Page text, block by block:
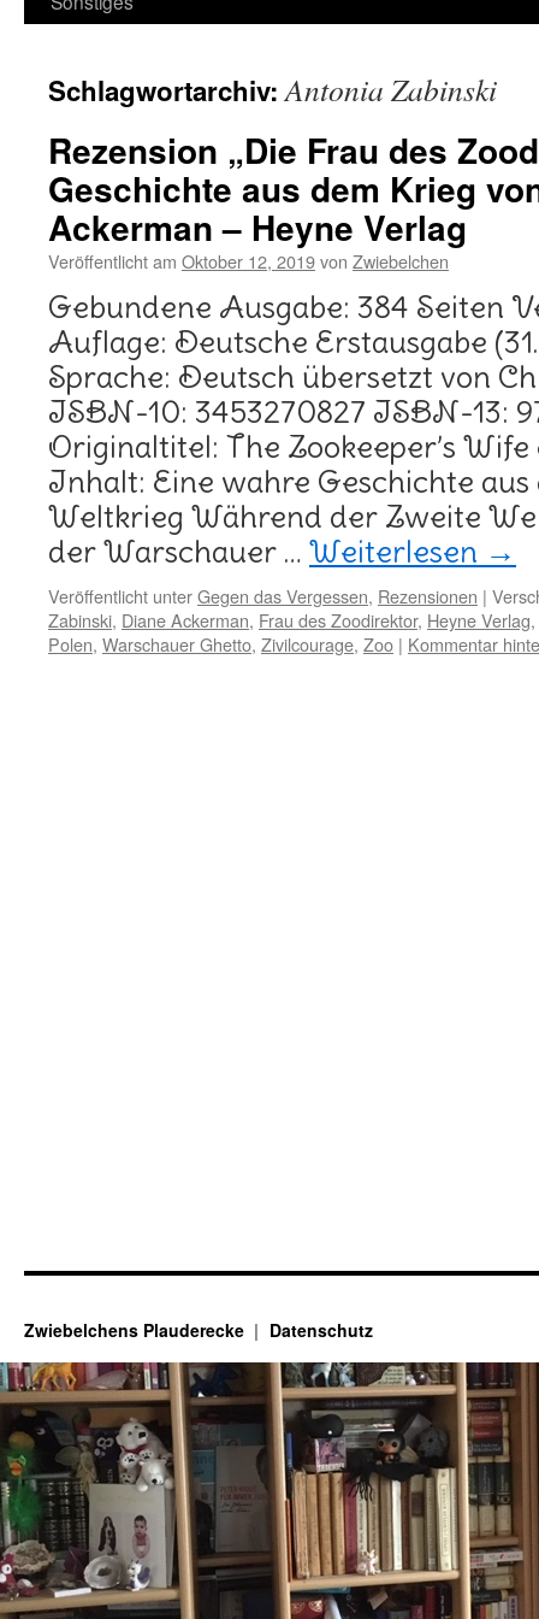
Schlagwortarchiv:Antonia Zabinski
Rezension „Die Frau des
Geschichte aus dem Krieg
Ackerman – Heyne Verlag
Veröffentlicht am Oktober 12, 2019von Zwiebelchen
Gebundene Ausgabe: 384 Seiten
Auflage: Deutsche Erstausgabe
Sprache: Deutsch übersetzt von
ISBN-10: 3453270827 ISBN-13:
Originaltitel: The Zookeeper’s Wife
Inhalt: Eine wahre Geschichte
Weltkrieg Während der Zweite
der Warschauer … Weiterlesen →
Veröffentlicht unterGegen das Vergessen, Rezensionen |
Zabinski, Diane Ackerman, Frau des Zoodirektor, Heyne Verlag,
Polen, Warschauer Ghetto, Zivilcourage, Zoo | Kommentar
Zwiebelchens Plauderecke Datenschutz